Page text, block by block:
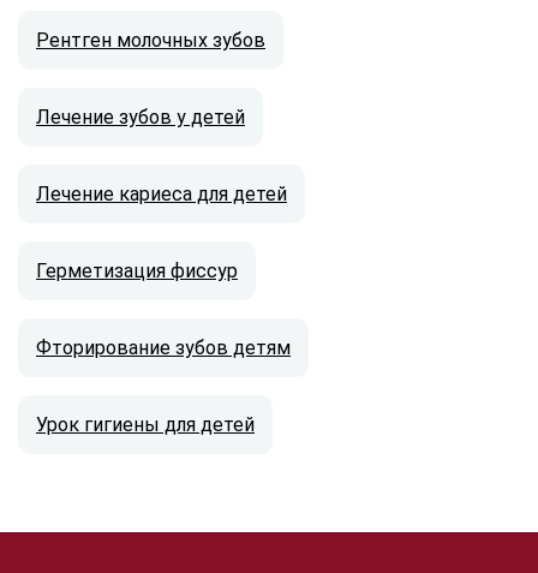
Рентген молочных зубов
Лечение зубов у детей
Лечение кариеса для детей
Герметизация фиссур
Фторирование зубов детям
Урок гигиены для детей